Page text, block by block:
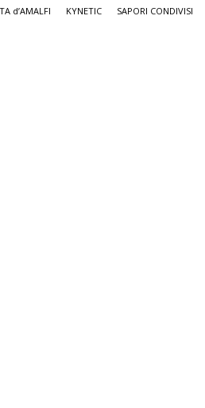
d’AMALFI KYNETIC SAPORI CONDIVISI